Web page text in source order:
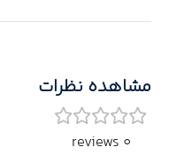
مشاهده نظرات
0 reviews